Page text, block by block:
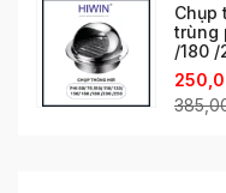
Chụp
trùng
/180